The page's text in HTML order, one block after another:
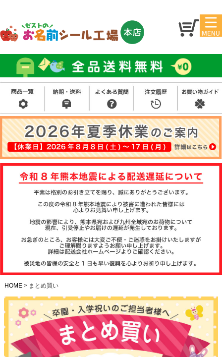
マイ
お
名
前
シ
ー
ル
アイ
ロン
シー
ル
お買
い得
セッ
ト
ス
タ
ン
プ
そ
の
他
注文履歴
お支払いに
納期・発送
方法につい
て
よくある質
問
HOME まとめ買い